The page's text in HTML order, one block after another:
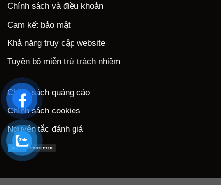
Chính sách và điều khoản
Cam kết bảo mật
Khả năng truy cập website
Tuyên bố miễn trừ trách nhiệm
Chính sách quảng cáo
Chính sách cookies
Nguyên tắc đánh giá